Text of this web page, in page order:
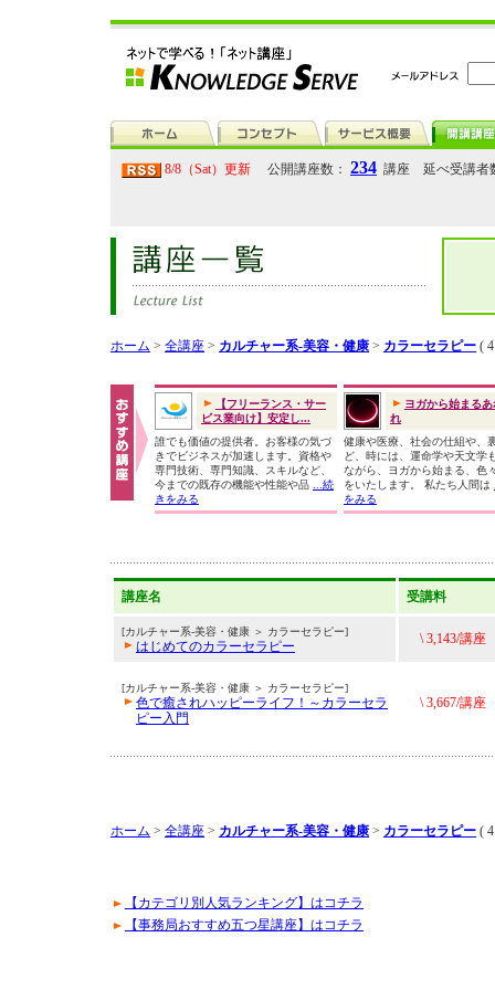
8/8（Sat）更新 公開講座数： 234 講座 延べ受講者
ホーム > 全講座 > カルチャー系-美容・健康 > カラーセラピー (
【フリーランス・サー
ビス業向け】安定し...
誰でも価値の提供者。お客様の気づ
きでビジネスが加速します。資格や
専門技術、専門知識、スキルなど、
今までの既存の機能や性能や品
...続
きをみる
ヨガから始まるあ
れ
健康や医療、社会の仕組や、
ど、時には、運命学や天文学
ながら、ヨガから始まる、色
をいたします。 私たち人間は
をみる
講座名 受講料
[カルチャー系-美容・健康 ＞ カラーセラピー]
はじめてのカラーセラピー \ 3,143/講座
[カルチャー系-美容・健康 ＞ カラーセラピー]
色で癒されハッピーライフ！～カラーセラ
ピー入門
\ 3,667/講座
ホーム > 全講座 > カルチャー系-美容・健康 > カラーセラピー (
【カテゴリ別人気ランキング】はコチラ
【事務局おすすめ五つ星講座】はコチラ